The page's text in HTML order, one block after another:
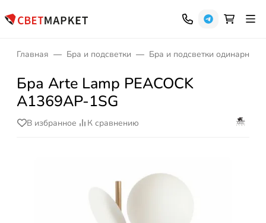
Главная Бра и подсветки Бра и подсветки одинарные
Бра Arte Lamp PEACOCK
A1369AP-1SG
В избранное К сравнению